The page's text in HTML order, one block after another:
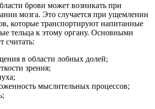
брови может возникать при
мозга. Это случается при ущемлении
которые транспортируют напитанные
тельца к этому органу. Основными
считать:
в области лобных долей;
зрения;
мыслительных процессов;